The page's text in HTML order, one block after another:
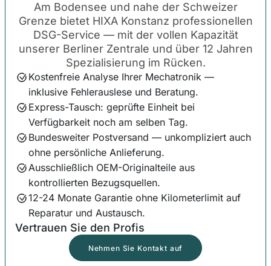
Am Bodensee und nahe der Schweizer
Grenze bietet HIXA Konstanz professionellen
DSG-Service — mit der vollen Kapazität
unserer Berliner Zentrale und über 12 Jahren
Spezialisierung im Rücken.
Kostenfreie Analyse Ihrer Mechatronik —
inklusive Fehlerauslese und Beratung.
Express-Tausch: geprüfte Einheit bei
Verfügbarkeit noch am selben Tag.
Bundesweiter Postversand — unkompliziert auch
ohne persönliche Anlieferung.
Ausschließlich OEM-Originalteile aus
kontrollierten Bezugsquellen.
12-24 Monate Garantie ohne Kilometerlimit auf
Reparatur und Austausch.
Vertrauen Sie den Profis
Nehmen Sie Kontakt auf